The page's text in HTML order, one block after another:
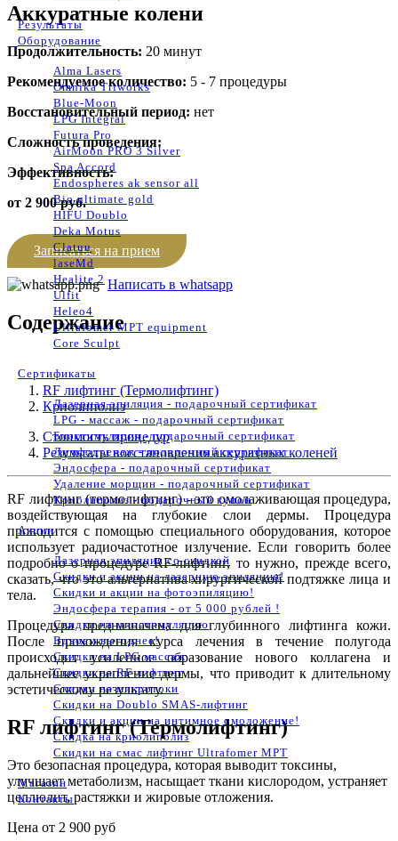
Результаты
Оборудование
Alma Lasers
Omnika Triworks
Blue-Moon
LPG Integral
Futura Pro
AirMoon PRO 3 Silver
Spa Accord
Endospheres ak sensor all
Bio ultimate gold
HIFU Doublo
Deka Motus
Clatuu
laseMd
Healite 2
Ulfit
Heleo4
Ultrafomer MPT equipment
Core Sculpt
Сертификаты
Лазерная эпиляция - подарочный сертификат
LPG - массаж - подарочный сертификат
Биостимуляция - подарочный сертификат
Лимфодренаж - подарочный сертификат
Эндосфера - подарочный сертификат
Удаление морщин - подарочный сертификат
Криолиполиз - подарочный купон
Акции
Лазерная эпиляция со скидкой
Скидки и акции на лазерную эпиляцию!
Скидки и акции на фотоэпиляцию!
Эндосфера терапия - от 5 000 рублей !
Скидки на миостимуляцию
Вдвоем выгоднее!
Скидки на LPG массаж
Скидки на RF лифтинг
Скидки на микротоки
Скидки на Doublo SMAS-лифтинг
Скидки и акции на интимное омоложение!
Скидка на криолиполиз
Скидки на смас лифтинг Ultrafomer MPT
Магазин
Контакты
Аккуратные колени
Продолжительность: 20 минут
Рекомендуемое количество: 5 - 7 процедуры
Восстановительный период: нет
Сложность проведения:
Эффективность:
от 2 900 руб.
Записаться на прием
Написать в whatsapp
Содержание
RF лифтинг (Термолифтинг)
Криолиполиз
Стоимость процедур
Результаты восстановления аккуратных коленей
RF лифтинг (термолифтинг) - это омолаживающая процедура,
воздействующая на глубокие слои дермы. Процедура
проводится с помощью специального оборудования, которое
использует радиочастотное излучение. Если говорить более
подробно о процедуре RF-лифтинг, то нужно, прежде всего,
сказать, что это альтернатива хирургической подтяжке лица и
тела.
Процедура предназначена для глубинного лифтинга кожи.
После прохождения курса лечения в течение полугода
происходит усиленное образование нового коллагена и
дальнейшее укрепление дермы, что приводит к длительному
эстетическому результату.
RF лифтинг (Термолифтинг)
Это безопасная процедура, которая выводит токсины,
улучшает метаболизм, насыщает ткани кислородом, устраняет
целлюлит, растяжки и жировые отложения.
Цена от 2 900 руб